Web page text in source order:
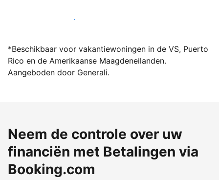
Word vandaag nog host bij ons
*Beschikbaar voor vakantiewoningen in de VS, Puerto
Rico en de Amerikaanse Maagdeneilanden.
Aangeboden door Generali.
Neem de controle over uw
financiën met Betalingen via
Booking.com